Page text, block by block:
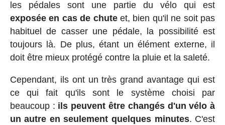
les pédales sont une partie du vélo qui est
exposée en cas de chuteet, bien qu'il ne soit pas
habituel de casser une pédale, la possibilité est
toujours là. De plus, étant un élément externe, il
doit être mieux protégé contre la pluie et la saleté.
Cependant, ils ont un très grand avantage qui est
ce qui fait qu'ils sont le système choisi par
beaucoup : ils peuvent être changés d'un vélo à
un autre en seulement quelques minutes. C'est